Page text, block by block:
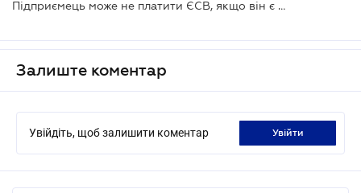
Підприємець може не платити ЄСВ, якщо він є пенсіонером
Залиште коментар
Увійдіть, щоб залишити коментар увійти